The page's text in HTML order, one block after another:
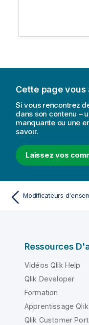
Cette page
Si vous rencontrez
dans son contenu –
manquante ou une
savoir.
Laissez vos
Modificateurs
Ressources
Vidéos Qlik Help
Qlik Developer
Formation
Apprentissage Qlik
Qlik Customer